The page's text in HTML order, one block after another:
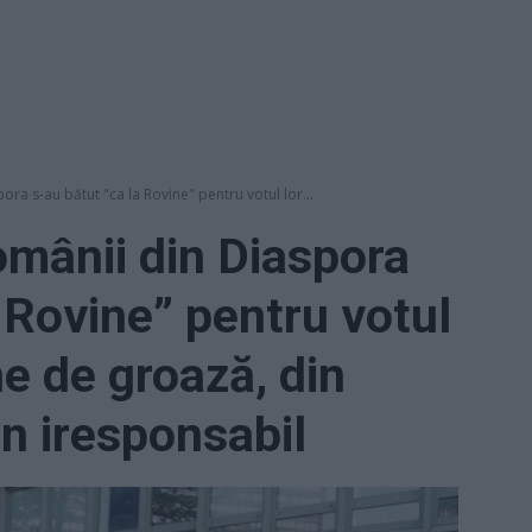
s-au bătut "ca la Rovine" pentru votul lor...
din Diaspora
pentru votul
de groază, din
iresponsabil